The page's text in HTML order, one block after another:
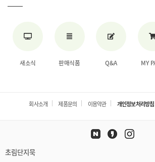
새소식 판매식품 Q&A MY
회사소개 제품문의 이용약관 개인정보처리방침
초림단지묵